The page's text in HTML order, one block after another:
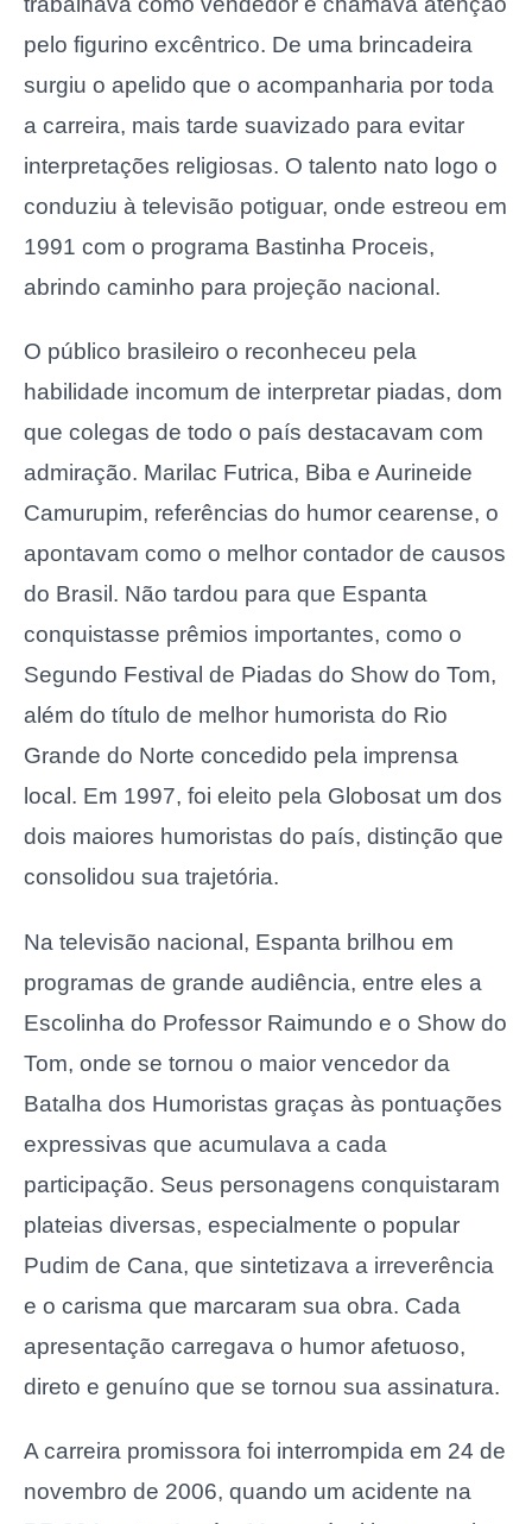
pelo figurino excêntrico. De uma brincadeira
surgiu o apelido que o acompanharia por toda
a carreira, mais tarde suavizado para evitar
interpretações religiosas. O talento nato logo o
conduziu à televisão potiguar, onde estreou em
1991 com o programa Bastinha Proceis,
abrindo caminho para projeção nacional.
O público brasileiro o reconheceu pela
habilidade incomum de interpretar piadas, dom
que colegas de todo o país destacavam com
admiração. Marilac Futrica, Biba e Aurineide
Camurupim, referências do humor cearense, o
apontavam como o melhor contador de causos
do Brasil. Não tardou para que Espanta
conquistasse prêmios importantes, como o
Segundo Festival de Piadas do Show do Tom,
além do título de melhor humorista do Rio
Grande do Norte concedido pela imprensa
local. Em 1997, foi eleito pela Globosat um dos
dois maiores humoristas do país, distinção que
consolidou sua trajetória.
Na televisão nacional, Espanta brilhou em
programas de grande audiência, entre eles a
Escolinha do Professor Raimundo e o Show do
Tom, onde se tornou o maior vencedor da
Batalha dos Humoristas graças às pontuações
expressivas que acumulava a cada
participação. Seus personagens conquistaram
plateias diversas, especialmente o popular
Pudim de Cana, que sintetizava a irreverência
e o carisma que marcaram sua obra. Cada
apresentação carregava o humor afetuoso,
direto e genuíno que se tornou sua assinatura.
A carreira promissora foi interrompida em 24 de
novembro de 2006, quando um acidente na